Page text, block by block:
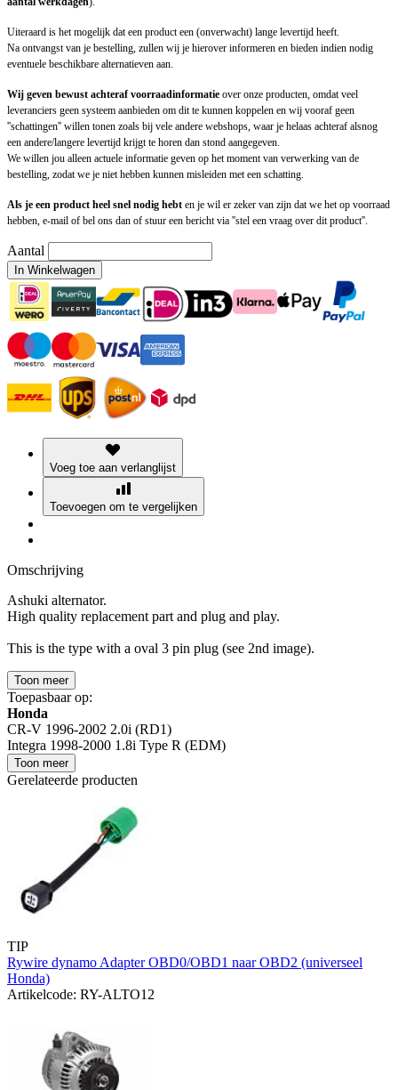
Uiteraard is het mogelijk dat een product een (onverwacht) lange levertijd heeft.
Na ontvangst van je bestelling, zullen wij je hierover informeren en bieden indien nodig
eventuele beschikbare alternatieven aan.
Wij geven bewust achteraf voorraadinformatie over onze producten, omdat veel
leveranciers geen systeem aanbieden om dit te kunnen koppelen en wij vooraf geen
''schattingen'' willen tonen zoals bij vele andere webshops, waar je helaas achteraf alsnog
een andere/langere levertijd krijgt te horen dan stond aangegeven.
We willen jou alleen actuele informatie geven op het moment van verwerking van de
bestelling, zodat we je niet hebben kunnen misleiden met een schatting.
Als je een product heel snel nodig hebt en je wil er zeker van zijn dat we het op voorraad
hebben, e-mail of bel ons dan of stuur een bericht via ''stel een vraag over dit product''.
Aantal
In Winkelwagen
Voeg toe aan verlanglijst
Toevoegen om te vergelijken
Omschrijving
Ashuki alternator.
High quality replacement part and plug and play.
This is the type with a oval 3 pin plug (see 2nd image).
Toon meer
Toepasbaar op:
Honda
CR-V 1996-2002 2.0i (RD1)
Integra 1998-2000 1.8i Type R (EDM)
Toon meer
Gerelateerde producten
TIP
Rywire dynamo Adapter OBD0/OBD1 naar OBD2 (universeel
Honda)
Artikelcode: RY-ALTO12